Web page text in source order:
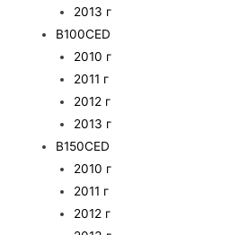
2013 г
B100CED
2010 г
2011 г
2012 г
2013 г
B150CED
2010 г
2011 г
2012 г